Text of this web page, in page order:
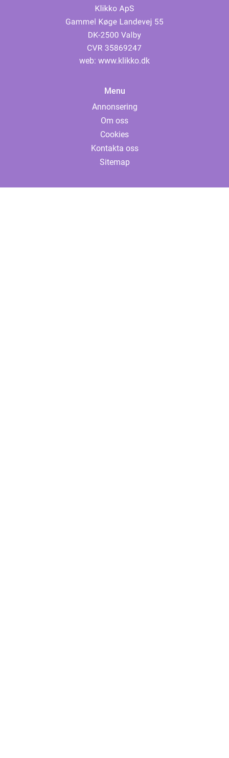
web: www.klikko.dk
Menu
Annonsering
Om oss
Cookies
Kontakta oss
Sitemap